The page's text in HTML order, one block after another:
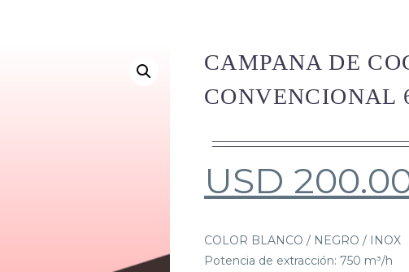
CAMPANA DE
CONVENCIONAL
USD
COLOR BLANCO / NEGRO / INOX
Potencia de extracción: 750 m³/h